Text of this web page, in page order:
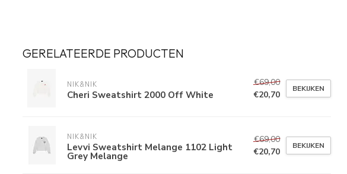
GERELATEERDE PRODUCTEN
NIK&NIK
Cheri Sweatshirt 2000 Off White
€69,00
€20,70
BEKIJKEN
NIK&NIK
Levvi Sweatshirt Melange 1102 Light
Grey Melange
€69,00
€20,70
BEKIJKEN